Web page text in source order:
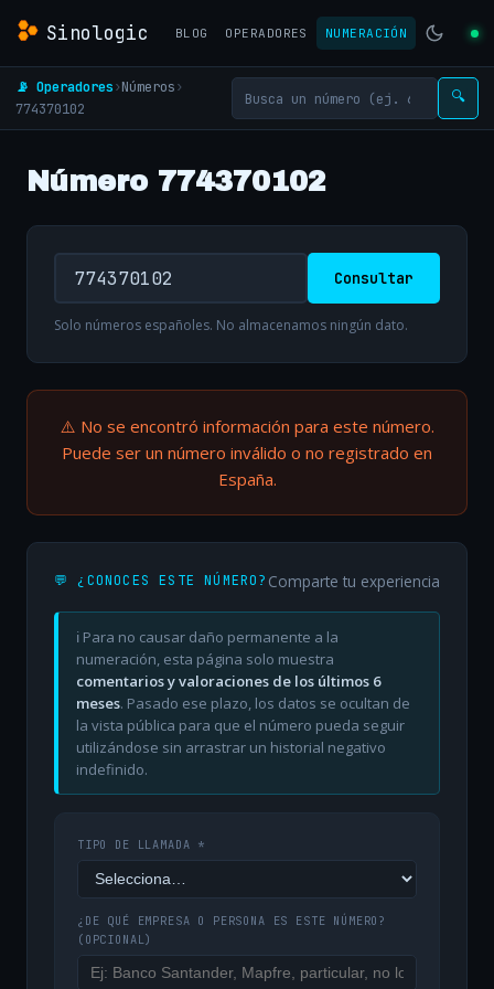
Sinologic BLOG OPERADORES NUMERACIÓN
📡 Operadores›Números›
774370102
🔍
Número 774370102
Consultar
Solo números españoles. No almacenamos ningún dato.
⚠️ No se encontró información para este número.
Puede ser un número inválido o no registrado en
España.
💬 ¿CONOCES ESTE NÚMERO? Comparte tu experiencia
ℹ️ Para no causar daño permanente a la
numeración, esta página solo muestra
comentarios y valoraciones de los últimos 6
meses. Pasado ese plazo, los datos se ocultan de
la vista pública para que el número pueda seguir
utilizándose sin arrastrar un historial negativo
indefinido.
TIPO DE LLAMADA *
¿DE QUÉ EMPRESA O PERSONA ES ESTE NÚMERO?
(OPCIONAL)